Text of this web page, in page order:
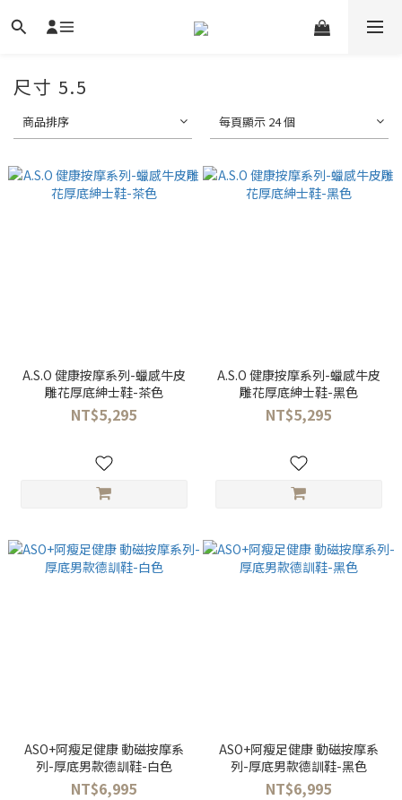
尺寸 5.5
商品排序 每頁顯示 24 個
A.S.O 健康按摩系列-蠟感牛皮
雕花厚底紳士鞋-茶色
NT$5,295
A.S.O 健康按摩系列-蠟感牛皮
雕花厚底紳士鞋-黑色
NT$5,295
ASO+阿瘦足健康 動磁按摩系
列-厚底男款德訓鞋-白色
NT$6,995
ASO+阿瘦足健康 動磁按摩系
列-厚底男款德訓鞋-黑色
NT$6,995